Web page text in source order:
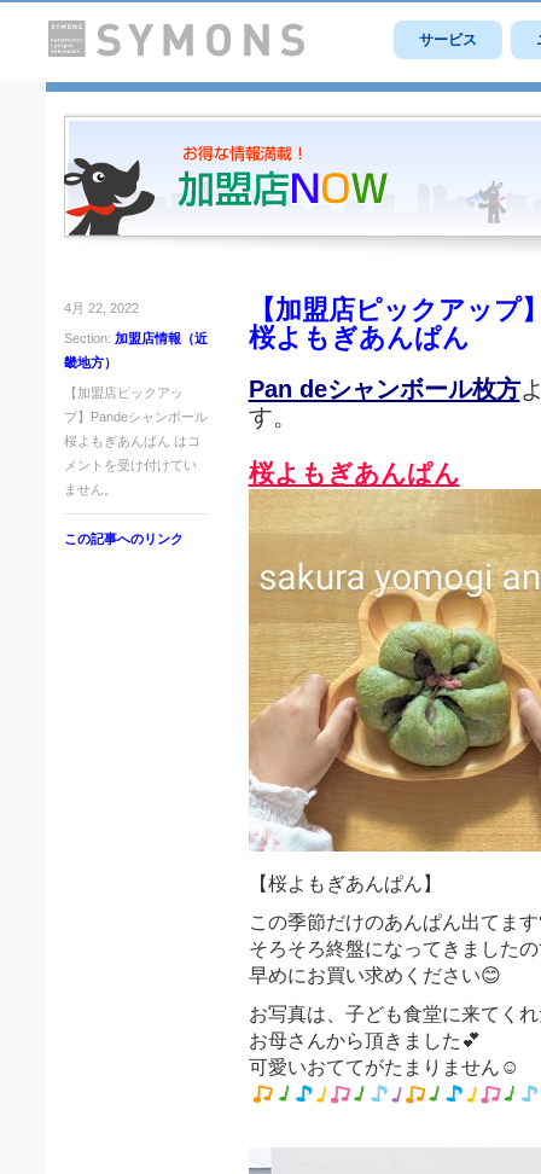
サービス
4月 22, 2022
Section: 加盟店情報（近
畿地方）
【加盟店ピックアッ
プ】Pandeシャンボール
桜よもぎあんぱん は コ
メントを受け付けてい
ません。
この記事へのリンク
【加盟店ピックアップ
桜よもぎあんぱん
Pan deシャンボール枚方
す。
桜よもぎあんぱん
【桜よもぎあんぱん】
この季節だけのあんぱん出てま
そろそろ終盤になってきました
早めにお買い求めください😊
お写真は、子ども食堂に来てく
お母さんから頂きました💕
可愛いおててがたまりません☺️